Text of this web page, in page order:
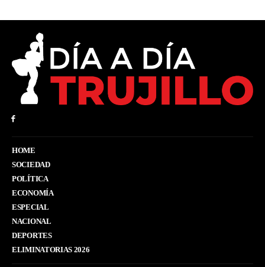
HOME
SOCIEDAD
POLÍTICA
ECONOMÍA
ESPECIAL
NACIONAL
DEPORTES
ELIMINATORIAS 2026